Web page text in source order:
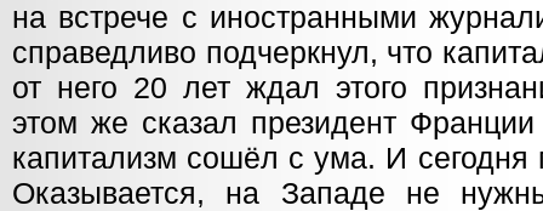
на встрече с иностранными
справедливо подчеркнул, что
от него 20 лет ждал этого
этом же сказал президент
капитализм сошёл с ума. И
Оказывается, на Западе не